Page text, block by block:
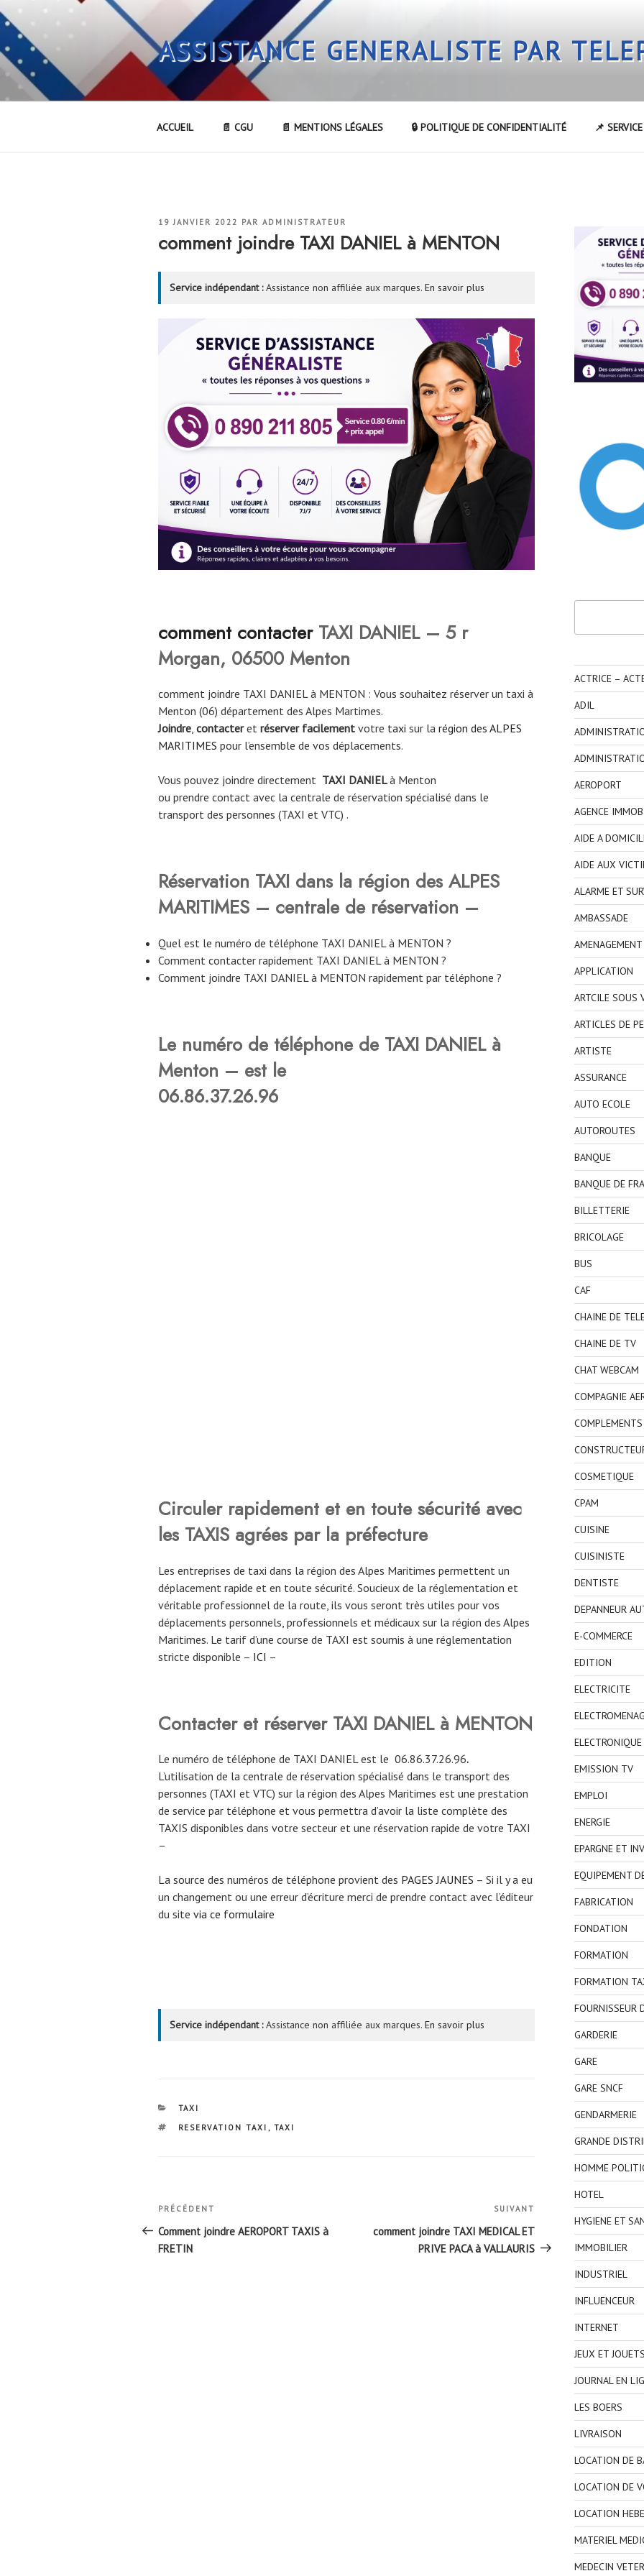
Aller
au
contenu
principal
ASSISTANCE GENERALISTE PAR
ACCUEIL 📄 CGU 📄 MENTIONS LÉGALES 🔒 POLITIQUE DE CONFIDENTIALITÉ 📌
PUBLIÉ
19 JANVIER 2022 PAR ADMINISTRATEUR
comment joindre TAXI DANIEL à MENTON
Service indépendant :Assistance non affiliée aux marques. En savoir plus
comment contacterTAXI DANIEL – 5 r
Morgan, 06500 Menton
comment joindre TAXI DANIEL à MENTON : Vous souhaitez réserver un taxi à
Menton (06) département des Alpes Martimes.
Joindre, contacteret réserver facilement votre taxi sur la région des ALPES
MARITIMES pour l’ensemble de vos déplacements.
Vous pouvez joindre directement TAXI DANIELà Menton
ou prendre contact avec la centrale de réservation spécialisé dans le
transport des personnes (TAXI et VTC) .
Réservation TAXI dans la région des ALPES
MARITIMES – centrale de réservation –
Quel est le numéro de téléphone TAXI DANIEL à MENTON ?
Comment contacter rapidement TAXI DANIEL à MENTON ?
Comment joindre TAXI DANIEL à MENTON rapidement par téléphone ?
Le numéro de téléphone de TAXI DANIEL à
Menton – est le
06.86.37.26.96
Circuler rapidement et en toute sécurité avec
les TAXIS agrées par la préfecture
Les entreprises de taxi dans la région des Alpes Maritimes permettent un
déplacement rapide et en toute sécurité. Soucieux de la réglementation et
véritable professionnel de la route, ils vous seront très utiles pour vos
déplacements personnels, professionnels et médicaux sur la région des Alpes
Maritimes. Le tarif d’une course de TAXI est soumis à une réglementation
stricte disponible – ICI –
Contacter et réserver TAXI DANIEL à MENTON
Le numéro de téléphone de TAXI DANIEL est le 06.86.37.26.96.
L’utilisation de la centrale de réservation spécialisé dans le transport des
personnes (TAXI et VTC) sur la région des Alpes Maritimes est une prestation
de service par téléphone et vous permettra d’avoir la liste complète des
TAXIS disponibles dans votre secteur et une réservation rapide de votre TAXI
–
La source des numéros de téléphone provient des PAGES JAUNES – Si il y a eu
un changement ou une erreur d’écriture merci de prendre contact avec l’éditeur
du site via ce formulaire
Service indépendant :Assistance non affiliée aux marques. En savoir plus
CATÉGORIES
TAXI
ÉTIQUETTES
RESERVATION TAXI , TAXI
Navigation
de
l’article
Article
précédent
PRÉCÉDENT
Comment joindre AEROPORT TAXIS à
FRETIN
suivant
SUIVANT
comment joindre TAXI MEDICAL ET
PRIVE PACA à VALLAURIS
ACTRICE –
ADIL
AEROPORT
AGENCE
AIDE A
AIDE AUX
ALARME ET
AMBASSADE
APPLICATION
ARTCILE SOUS
ARTICLES DE
ARTISTE
ASSURANCE
AUTO ECOLE
AUTOROUTES
BANQUE
BANQUE DE
BILLETTERIE
BRICOLAGE
BUS
CAF
CHAINE DE
CHAINE DE TV
CHAT WEBCAM
COMPAGNIE
COSMETIQUE
CPAM
CUISINE
CUISINISTE
DENTISTE
DEPANNEUR
E-COMMERCE
EDITION
ELECTRICITE
EMISSION TV
EMPLOI
ENERGIE
EPARGNE ET
EQUIPEMENT
FABRICATION
FONDATION
FORMATION
FORMATION
FOURNISSEUR
GARDERIE
GARE
GARE SNCF
GENDARMERIE
GRANDE
HOMME
HOTEL
HYGIENE ET
IMMOBILIER
INDUSTRIEL
INFLUENCEUR
INTERNET
JEUX ET JOUETS
JOURNAL EN
LES BOERS
LIVRAISON
LOCATION DE
LOCATION DE
LOCATION
MATERIEL
MEDECIN